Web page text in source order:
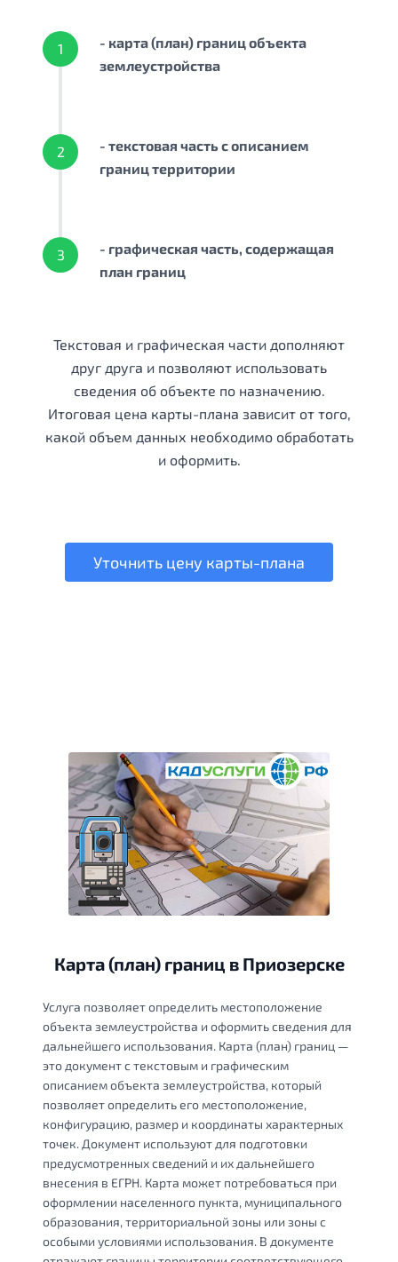
1
- карта (план) границ объекта
землеустройства
2
- текстовая часть с описанием
границ территории
3
- графическая часть, содержащая
план границ
Текстовая и графическая части дополняют
друг друга и позволяют использовать
сведения об объекте по назначению.
Итоговая цена карты-плана зависит от того,
какой объем данных необходимо обработать
и оформить.
Уточнить цену карты-плана
Карта (план) границ в Приозерске
Услуга позволяет определить местоположение
объекта землеустройства и оформить сведения для
дальнейшего использования. Карта (план) границ —
это документ с текстовым и графическим
описанием объекта землеустройства, который
позволяет определить его местоположение,
конфигурацию, размер и координаты характерных
точек. Документ используют для подготовки
предусмотренных сведений и их дальнейшего
внесения в ЕГРН. Карта может потребоваться при
оформлении населенного пункта, муниципального
образования, территориальной зоны или зоны с
особыми условиями использования. В документе